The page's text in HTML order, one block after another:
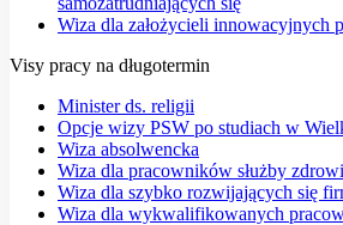
Wiza dla założycieli innowacyjnych
Visy pracy na długotermin
Minister ds. religii
Opcje wizy PSW po studiach w
Wiza absolwencka
Wiza dla pracowników służby
Wiza dla szybko rozwijających się
Wiza dla wykwalifikowanych